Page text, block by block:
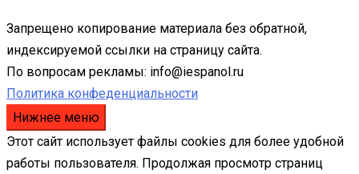
Запрещено копирование материала без обратной,
индексируемой ссылки на страницу сайта.
По вопросам рекламы: info@iespanol.ru
Политика конфеденциальности
Нижнее меню
Этот сайт использует файлы cookies для более удобной
работы пользователя. Продолжая просмотр страниц